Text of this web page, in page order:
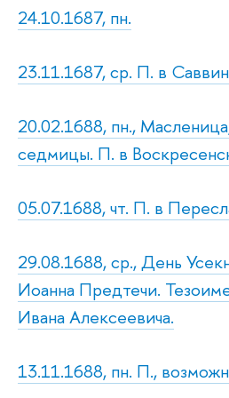
24.10.1687, пн.
23.11.1687, ср. П. в
20.02.1688, пн.,
седмицы. П. в
05.07.1688, чт. П. в
29.08.1688, ср., День
Иоанна Предтечи.
Ивана Алексеевича.
13.11.1688, пн. П.,